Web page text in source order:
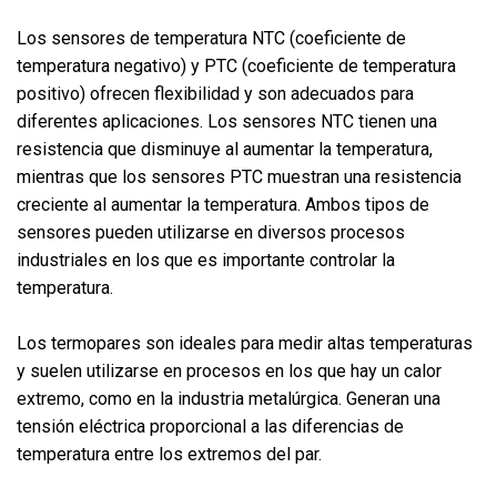
Los sensores de temperatura NTC (coeficiente de
temperatura negativo) y PTC (coeficiente de temperatura
positivo) ofrecen flexibilidad y son adecuados para
diferentes aplicaciones. Los sensores NTC tienen una
resistencia que disminuye al aumentar la temperatura,
mientras que los sensores PTC muestran una resistencia
creciente al aumentar la temperatura. Ambos tipos de
sensores pueden utilizarse en diversos procesos
industriales en los que es importante controlar la
temperatura.
Los termopares son ideales para medir altas temperaturas
y suelen utilizarse en procesos en los que hay un calor
extremo, como en la industria metalúrgica. Generan una
tensión eléctrica proporcional a las diferencias de
temperatura entre los extremos del par.